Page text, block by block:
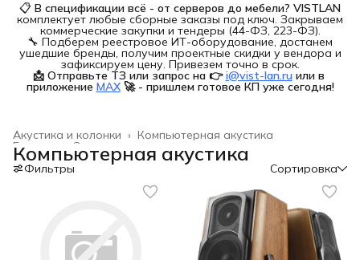
📋 В спецификации всё - от серверов до мебели? VISTLAN
комплектует любые сборные заказы под ключ. Закрываем
коммерческие закупки и тендеры (44-ФЗ, 223-ФЗ).
🔧 Подберем реестровое ИТ-оборудование, достанем
ушедшие бренды, получим проектные скидки у вендора и
зафиксируем цену. Привезем точно в срок.
📩 Отправьте ТЗ или запрос на 👉 i@vist-lan.ru или в
приложение MAX 🚀 - пришлем готовое КП уже сегодня!
Компьютерная акустика
Акустика и колонки ›
Электроника
Главная
Компьютерная акустика
Фильтры Сортировка